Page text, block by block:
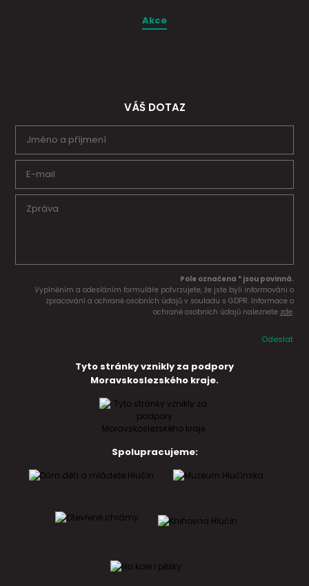
Akce
VÁŠ DOTAZ
Pole označena * jsou povinná.
Vyplněním a odesláním formuláře potvrzujete, že jste byli informováni o
zpracování a ochraně osobních údajů v souladu s GDPR. Informace o
ochraně osobních údajů naleznete zde.
Odeslat
Tyto stránky vznikly za podpory
Moravskoslezského kraje.
Spolupracujeme: